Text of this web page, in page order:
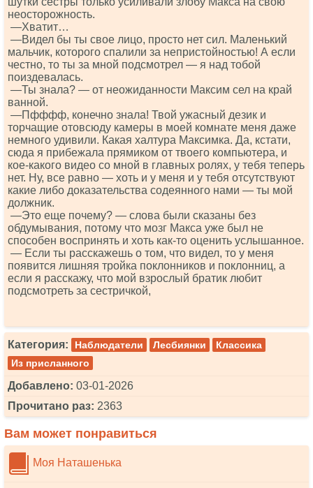
неосторожность.
—Хватит…
—Видел бы ты свое лицо, просто нет сил. Маленький
мальчик, которого спалили за непристойностью! А если
честно, то ты за мной подсмотрел — я над тобой
поиздевалась.
—Ты знала? — от неожиданности Максим сел на край
ванной.
—Пфффф, конечно знала! Твой ужасный дезик и
торчащие отовсюду камеры в моей комнате меня даже
немного удивили. Какая халтура Максимка. Да, кстати,
сюда я прибежала прямиком от твоего компьютера, и
кое-какого видео со мной в главных ролях, у тебя теперь
нет. Ну, все равно — хоть и у меня и у тебя отсутствуют
какие либо доказательства содеянного нами — ты мой
должник.
—Это еще почему? — слова были сказаны без
обдумывания, потому что мозг Макса уже был не
способен воспринять и хоть как-то оценить услышанное.
— Если ты расскажешь о том, что видел, то у меня
появится лишняя тройка поклонников и поклонниц, а
если я расскажу, что мой взрослый братик любит
подсмотреть за сестричкой,
Категория: Наблюдатели Лесбиянки
Классика
Из присланного
Добавлено: 03-01-2026
Прочитано раз: 2363
Вам может понравиться
Моя Наташенька